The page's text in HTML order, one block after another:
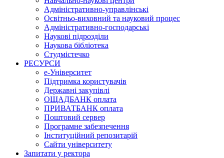
Адміністративно-управлінські
Освітньо-виховний та науковий процес
Адміністративно-господарські
Наукові підрозділи
Наукова бібліотека
Студмістечко
РЕСУРСИ
е-Університет
Підтримка користувачів
Державні закупівлі
ОЩАДБАНК оплата
ПРИВАТБАНК оплата
Поштовий сервер
Програмне забезпечення
Інституційний репозитарій
Сайти університету
Запитати у ректора